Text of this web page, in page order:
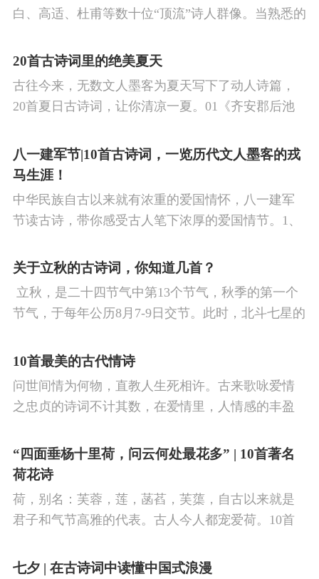
平愿望。
白、高适、杜甫等数十位“顶流”诗人群像。当熟悉的
涉及48首诗词，你会背几首？快来（预）习。
20首古诗词里的绝美夏天
古往今来，无数文人墨客为夏天写下了动人诗篇，
20首夏日古诗词，让你清凉一夏。01《齐安郡后池
尽日无人看微雨，鸳鸯相对浴红衣。
八一建军节|10首古诗词，一览历代文人墨客的戎
马生涯！
中华民族自古以来就有浓重的爱国情怀，八一建军
节读古诗，带你感受古人笔下浓厚的爱国情节。1、
看剑，梦回吹角连营。八百里分麾下炙，五十弦翻
关于立秋的古诗词，你知道几首？
​ 立秋，是二十四节气中第13个节气，秋季的第一个
节气，于每年公历8月7-9日交节。此时，北斗七星的
了四时“气”的变化，立秋是阳气渐收、阴气渐长，由
10首最美的古代情诗
问世间情为何物，直教人生死相许。古来歌咏爱情
之忠贞的诗词不计其数，在爱情里，人情感的丰盈
笔下生辉。10首绝美的爱情古诗词，与你一起感受
情之幽微，爱之可贵。
“四面垂杨十里荷，问云何处最花多” | 10首著名
荷花诗
荷，别名：芙蓉，莲，菡萏，芙蕖，自古以来就是
君子和气节高雅的代表。古人今人都宠爱荷。10首
杨万里泉眼无声惜细流，树阴照水爱晴柔。
七夕 | 在古诗词中读懂中国式浪漫